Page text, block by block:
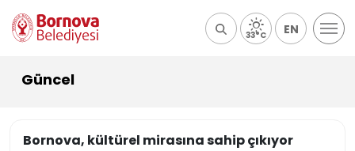
33°C EN
Güncel
Bornova, kültürel mirasına sahip çıkıyor